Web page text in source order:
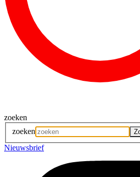
zoeken
zoeken
Nieuwsbrief